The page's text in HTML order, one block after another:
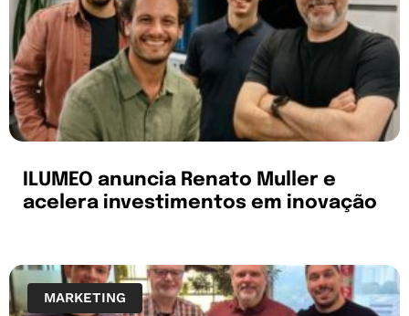
ILUMEO anuncia Renato Muller e
acelera investimentos em inovação
MARKETING